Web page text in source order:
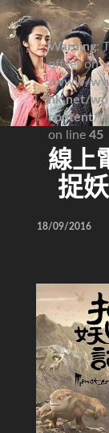
Warning:
offset on
/www/
hk.net/
content/
on line 45
線上
捉
18/09/2016